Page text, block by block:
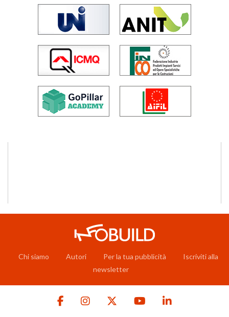
Chi siamo Autori Per la tua pubblicità
Iscriviti alla
newsletter